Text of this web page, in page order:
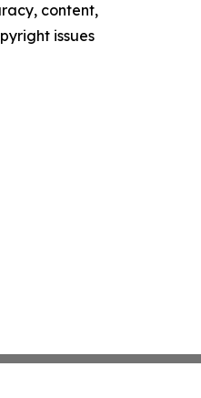
content,
issues